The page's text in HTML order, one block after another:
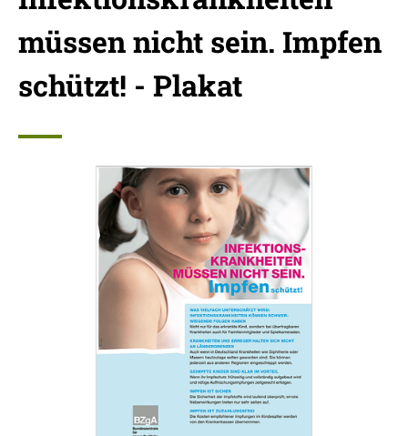
müssen nicht sein. Impfen
schützt! - Plakat